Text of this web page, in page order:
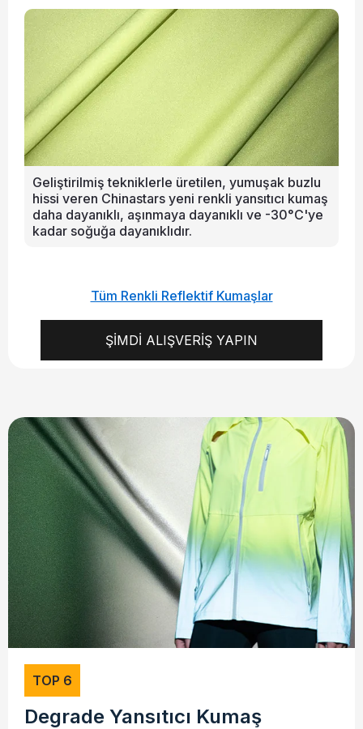
Geliştirilmiş tekniklerle üretilen, yumuşak buzlu
hissi veren Chinastars yeni renkli yansıtıcı kumaş
daha dayanıklı, aşınmaya dayanıklı ve -30°C'ye
kadar soğuğa dayanıklıdır.
Tüm Renkli Reflektif Kumaşlar
ŞİMDİ ALIŞVERİŞ YAPIN
TOP 6
Degrade Yansıtıcı Kumaş